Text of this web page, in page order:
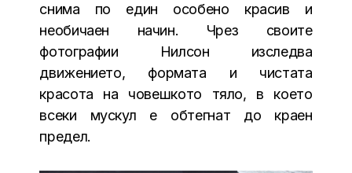
снима по един особено красив и
необичаен начин. Чрез своите
фотографии Нилсон изследва
движението, формата и чистата
красота на човешкото тяло, в което
всеки мускул е обтегнат до краен
предел.